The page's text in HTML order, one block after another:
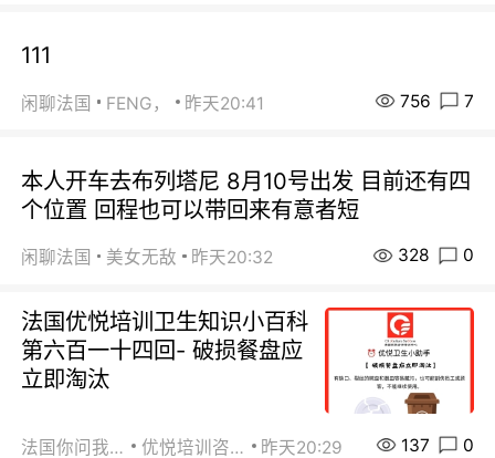
111
闲聊法国 FENG， 昨天20:41 756 7
本人开车去布列塔尼 8月10号出发 目前还有四
个位置 回程也可以带回来有意者短
闲聊法国 美女无敌 昨天20:32 328 0
法国优悦培训卫生知识小百科
第六百一十四回- 破损餐盘应
立即淘汰
法国你问我答 优悦培训咨询 昨天20:29 137 0